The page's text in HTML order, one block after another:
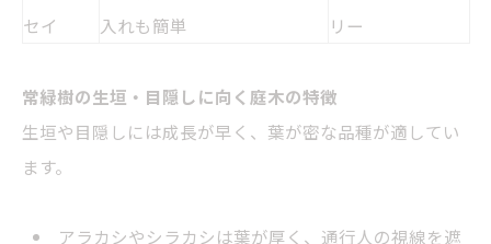
セイ
入れも簡単
リー
常緑樹の生垣・目隠しに向く庭木の特徴
生垣や目隠しには成長が早く、葉が密な品種が適してい
ます。
アラカシやシラカシは葉が厚く、通行人の視線を遮